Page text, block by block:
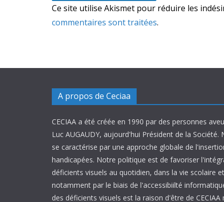
Ce site utilise Akismet pour réduire les
commentaires sont traitées.
A propos de Ceciaa
CECIAA a été créée en 1990 par des personnes
Luc AUGAUDY, aujourd'hui Président de la Société.
se caractérise par une approche globale de
handicapées. Notre politique est de favoriser
déficients visuels au quotidien, dans la vie scolaire
notamment par le biais de l'accessibiilté
des déficients visuels est la raison d'être de CECIAA